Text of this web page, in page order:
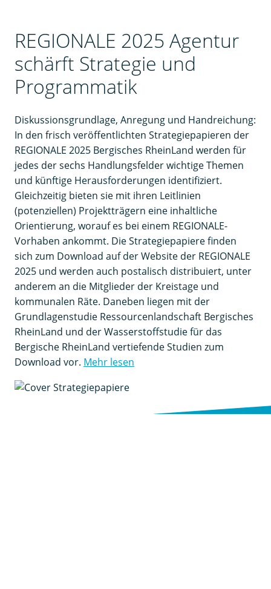
REGIONALE 2025 Agentur
schärft Strategie und
Programmatik
Diskussionsgrundlage, Anregung und Handreichung:
In den frisch veröffentlichten Strategiepapieren der
REGIONALE 2025 Bergisches RheinLand werden für
jedes der sechs Handlungsfelder wichtige Themen
und künftige Herausforderungen identifiziert.
Gleichzeitig bieten sie mit ihren Leitlinien
(potenziellen) Projektträgern eine inhaltliche
Orientierung, worauf es bei einem REGIONALE-
Vorhaben ankommt. Die Strategiepapiere finden
sich zum Download auf der Website der REGIONALE
2025 und werden auch postalisch distribuiert, unter
anderem an die Mitglieder der Kreistage und
kommunalen Räte. Daneben liegen mit der
Grundlagenstudie Ressourcenlandschaft Bergisches
RheinLand und der Wasserstoffstudie für das
Bergische RheinLand vertiefende Studien zum
Download vor. Mehr lesen